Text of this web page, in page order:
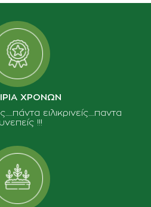
ΧΡΟΝΩΝ
ειλικρινείς.....παντα
!!!